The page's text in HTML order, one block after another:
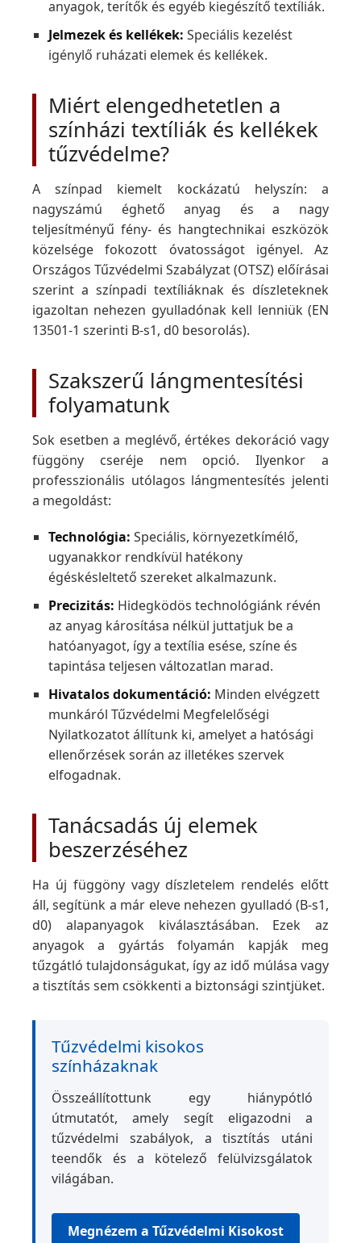
anyagok, terítők és egyéb kiegészítő textíliák.
Jelmezek és kellékek: Speciális kezelést
igénylő ruházati elemek és kellékek.
Miért elengedhetetlen a
színházi textíliák és kellékek
tűzvédelme?
A színpad kiemelt kockázatú helyszín: a
nagyszámú éghető anyag és a nagy
teljesítményű fény- és hangtechnikai eszközök
közelsége fokozott óvatosságot igényel. Az
Országos Tűzvédelmi Szabályzat (OTSZ) előírásai
szerint a színpadi textíliáknak és díszleteknek
igazoltan nehezen gyulladónak kell lenniük (EN
13501-1 szerinti B-s1, d0 besorolás).
Szakszerű lángmentesítési
folyamatunk
Sok esetben a meglévő, értékes dekoráció vagy
függöny cseréje nem opció. Ilyenkor a
professzionális utólagos lángmentesítés jelenti
a megoldást:
Technológia: Speciális, környezetkímélő,
ugyanakkor rendkívül hatékony
égéskésleltető szereket alkalmazunk.
Precizitás: Hidegködös technológiánk révén
az anyag károsítása nélkül juttatjuk be a
hatóanyagot, így a textília esése, színe és
tapintása teljesen változatlan marad.
Hivatalos dokumentáció: Minden elvégzett
munkáról Tűzvédelmi Megfelelőségi
Nyilatkozatot állítunk ki, amelyet a hatósági
ellenőrzések során az illetékes szervek
elfogadnak.
Tanácsadás új elemek
beszerzéséhez
Ha új függöny vagy díszletelem rendelés előtt
áll, segítünk a már eleve nehezen gyulladó (B-s1,
d0) alapanyagok kiválasztásában. Ezek az
anyagok a gyártás folyamán kapják meg
tűzgátló tulajdonságukat, így az idő múlása vagy
a tisztítás sem csökkenti a biztonsági szintjüket.
Tűzvédelmi kisokos
színházaknak
Összeállítottunk egy hiánypótló
útmutatót, amely segít eligazodni a
tűzvédelmi szabályok, a tisztítás utáni
teendők és a kötelező felülvizsgálatok
világában.
Megnézem a Tűzvédelmi Kisokost